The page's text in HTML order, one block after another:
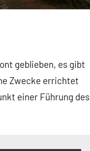
geblieben, es gibt
Zwecke errichtet
einer Führung des